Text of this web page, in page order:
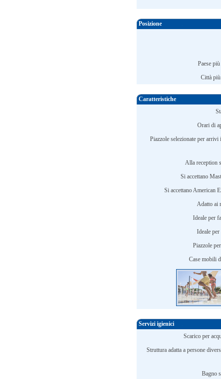
Posizione
Paese
Città
Caratteristiche
Orari di
Piazzole selezionate per arrivi
Alla reception
Si accettano
Si accettano American
Adatto ai
Ideale per
Ideale
Piazzole
Case mobili
Servizi igienici
Scarico per
Struttura adatta a persone
Bagno